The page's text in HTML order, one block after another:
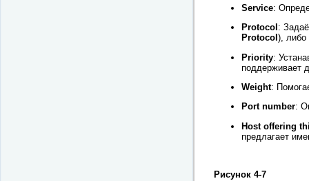
Service:
Protocol :
Protocol ), либо
Priority:
поддерживает
Weight:
Port number:
Host offering
предлагает
Рисунок 4-7